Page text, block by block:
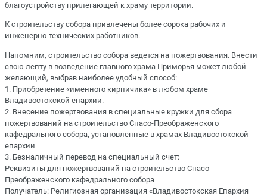
благоустройству прилегающей к храму территории.
К строительству собора привлечены более сорока рабочих и
инженерно-технических работников.
Напомним, строительство собора ведется на пожертвования. Внести
свою лепту в возведение главного храма Приморья может любой
желающий, выбрав наиболее удобный способ:
1. Приобретение «именного кирпичика» в любом храме
Владивостокской епархии.
2. Внесение пожертвования в специальные кружки для сбора
пожертвований на строительство Спасо-Преображенского
кафедрального собора, установленные в храмах Владивостокской
епархии
3. Безналичный перевод на специальный счет:
Реквизиты для пожертвований на строительство Спасо-
Преображенского кафедрального собора
Получатель: Религиозная организация «Владивостокская Епархия